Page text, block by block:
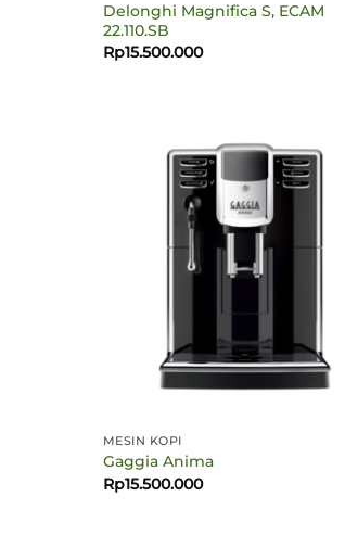
Delonghi Magnifica S, ECAM
22.110.SB
Rp15.500.000
MESIN KOPI
Gaggia Anima
Rp15.500.000